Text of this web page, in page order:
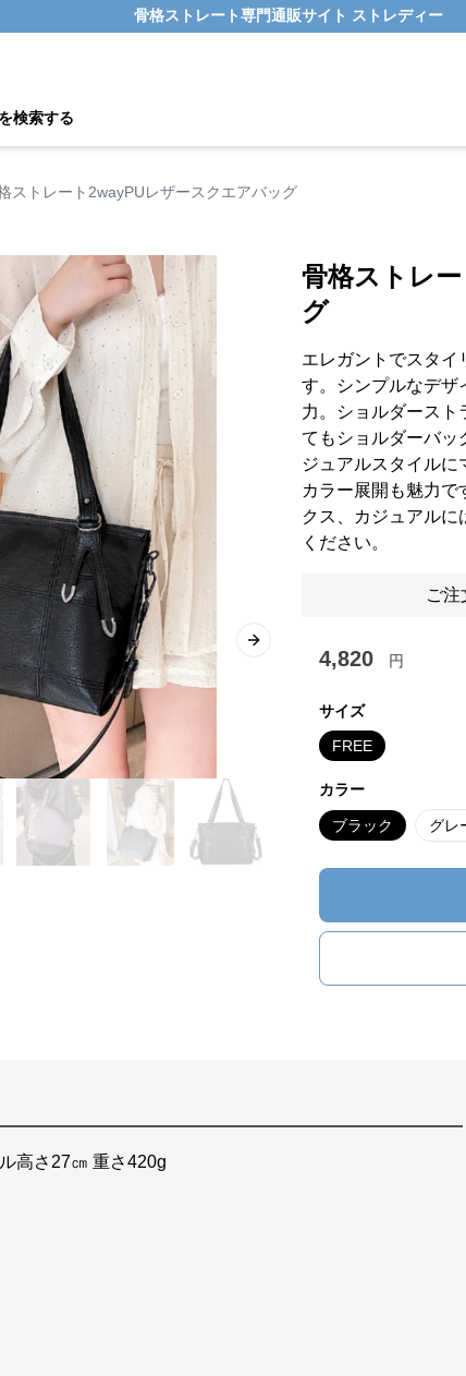
骨格ストレート専門通販サイト ストレディー
検索する
ストレート2wayPUレザースクエアバッグ
Next slide
骨格ストレ
グ
エレガントでスタ
す。シンプルなデザ
力。ショルダースト
てもショルダーバ
ジュアルスタイル
カラー展開も魅力で
クス、カジュアルに
ください。
ご注
4,820 円
サイズ
FREE
カラー
ブラック グレ
高さ27㎝ 重さ420g